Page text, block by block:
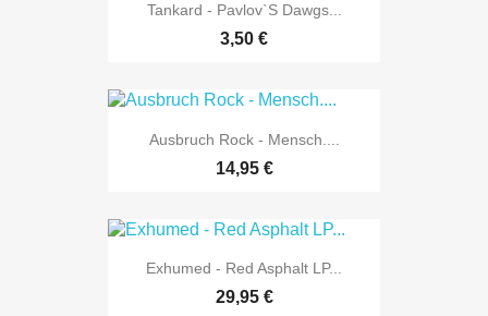
Tankard - Pavlov`s Dawgs...
3,50 €
Ausbruch Rock - Mensch....
14,95 €
Exhumed - Red Asphalt LP...
29,95 €